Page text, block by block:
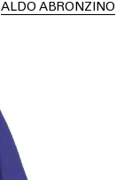
ALDO ABRONZINO